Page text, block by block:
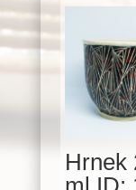
Hrnek